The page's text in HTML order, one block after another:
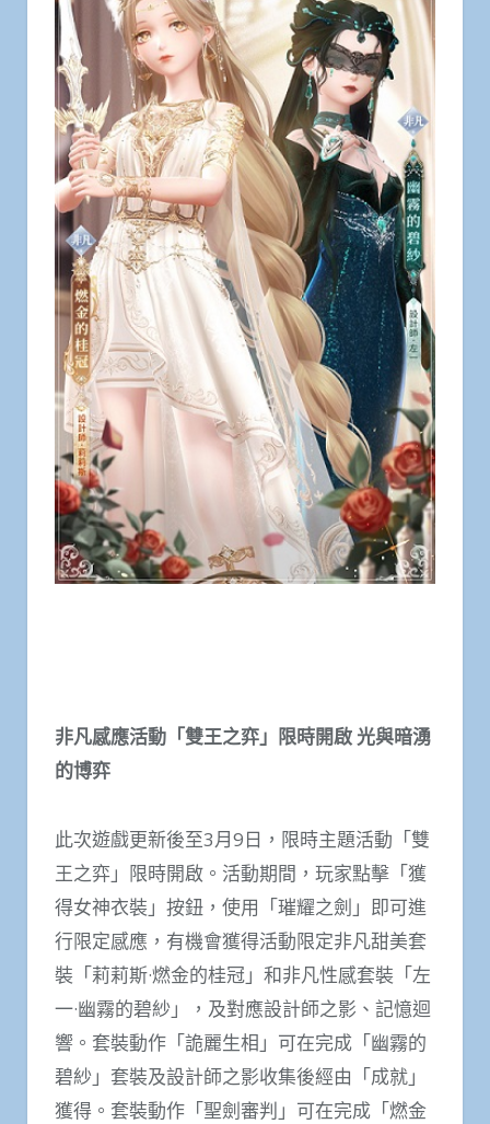
非凡感應活動「雙王之弈」限時開啟 光與暗湧
的博弈
此次遊戲更新後至3月9日，限時主題活動「雙
王之弈」限時開啟。活動期間，玩家點擊「獲
得女神衣裝」按鈕，使用「璀耀之劍」即可進
行限定感應，有機會獲得活動限定非凡甜美套
裝「莉莉斯·燃金的桂冠」和非凡性感套裝「左
一·幽霧的碧紗」，及對應設計師之影、記憶迴
響。套裝動作「詭麗生相」可在完成「幽霧的
碧紗」套裝及設計師之影收集後經由「成就」
獲得。套裝動作「聖劍審判」可在完成「燃金